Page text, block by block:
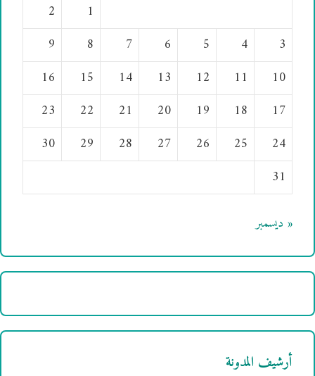
1
2
3
4
5
6
7
8
9
10
11
12
13
14
15
16
17
18
19
20
21
22
23
24
25
26
27
28
29
30
31
« ديسمبر
أرشيف المدونة